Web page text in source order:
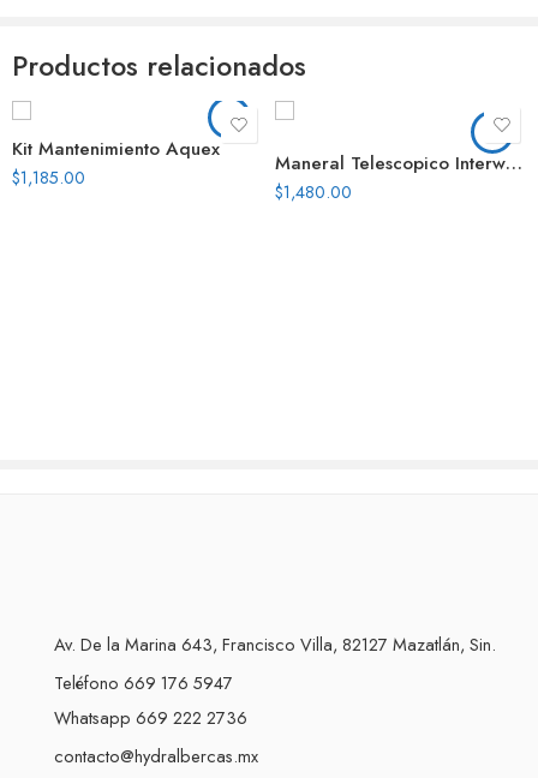
Productos relacionados
Kit Mantenimiento Aquex
$1,185.00
Maneral Telescopico Interwater 2 Secciones 7 M $
$1,480.00
Av. De la Marina 643, Francisco Villa, 82127 Mazatlán, Sin.
Teléfono 669 176 5947
Whatsapp 669 222 2736
contacto@hydralbercas.mx